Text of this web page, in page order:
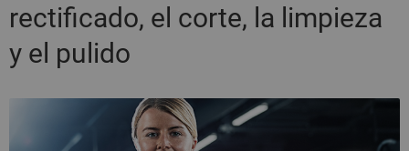
rectificado, el corte, la limpieza
y el pulido